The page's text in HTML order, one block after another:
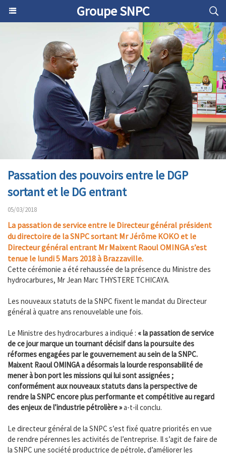
Groupe SNPC
Passation des pouvoirs entre le DGP
sortant et le DG entrant
05/03/2018
​La passation de service entre le Directeur général président
du directoire de la SNPC sortant Mr Jérôme KOKO et le
Directeur général entrant Mr Maixent Raoul OMINGA s’est
tenue le lundi 5 Mars 2018 à Brazzaville.
Cette cérémonie a été rehaussée de la présence du Ministre des
hydrocarbures, Mr Jean Marc THYSTERE TCHICAYA.
Les nouveaux statuts de la SNPC fixent le mandat du Directeur
général à quatre ans renouvelable une fois.
Le Ministre des hydrocarbures a indiqué : « la passation de service
de ce jour marque un tournant décisif dans la poursuite des
réformes engagées par le gouvernement au sein de la SNPC.
Maixent Raoul OMINGA a désormais la lourde responsabilité de
mener à bon port les missions qui lui sont assignées ;
conformément aux nouveaux statuts dans la perspective de
rendre la SNPC encore plus performante et compétitive au regard
des enjeux de l’industrie pétrolière »a-t-il conclu.
Le directeur général de la SNPC s’est fixé quatre priorités en vue
de rendre pérennes les activités de l’entreprise. Il s’agit de faire de
la SNPC une société productrice de pétrole, d’améliorer les